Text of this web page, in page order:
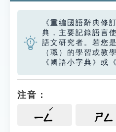
《重編國語辭典修
典，主要記錄語言
語文研究者。若您
（職）的學習或教
《國語小字典》或
注音：
ㄧㄥ ㄕㄥ